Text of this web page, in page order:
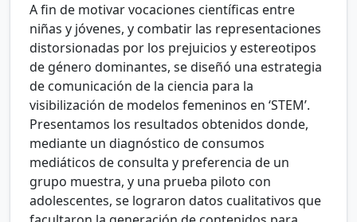
A fin de motivar vocaciones científicas entre
niñas y jóvenes, y combatir las representaciones
distorsionadas por los prejuicios y estereotipos
de género dominantes, se diseñó una estrategia
de comunicación de la ciencia para la
visibilización de modelos femeninos en ‘STEM’.
Presentamos los resultados obtenidos donde,
mediante un diagnóstico de consumos
mediáticos de consulta y preferencia de un
grupo muestra, y una prueba piloto con
adolescentes, se lograron datos cualitativos que